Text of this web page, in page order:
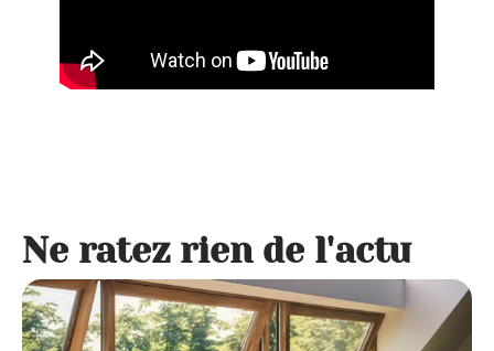
Ne ratez rien de l'actu